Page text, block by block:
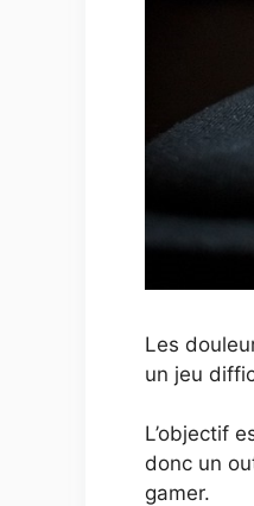
Les
un jeu
L’objectif
donc un
gamer.